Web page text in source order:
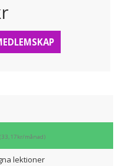
(33,17kr/månad)
lektioner